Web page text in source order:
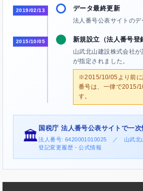
2019/02/13 データ最終更新
法人番号公表サイトのデ
2015/10/05 新規設立（法人番号登
山武北山建設株式会社
が指定されました。
※2015/10/05より前に
番号は、一律で2015/
す。
🏛️
国税庁 法人番号公表サイトで一
法人番号: 6420001010025 ／ 山武北
登記変更履歴・公式情報